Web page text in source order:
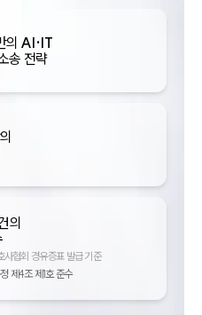
의 AI·IT
송 전략
의
의
협회 경유증표 발급 기준
제4조 제1호 준수